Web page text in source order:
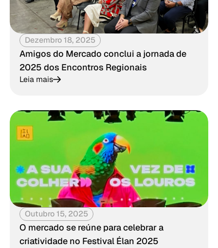
Dezembro 18, 2025
Amigos do Mercado conclui a jornada de
2025 dos Encontros Regionais
Leia mais
Outubro 15, 2025
O mercado se reúne para celebrar a
criatividade no Festival Élan 2025